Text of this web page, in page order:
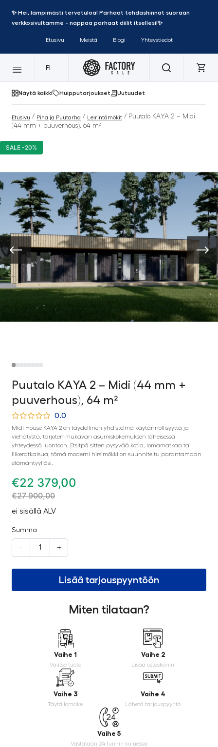
✨ Hei, lämpimästi tervetuloa! Parhaat tehdashinnat suoraan
verkkosivultamme - nappaa parhaat diilit itsellesi!✨
Etusivu Meistä Blogi Yhteystiedot
FI
Näytä kaikki Huipputarjoukset Uutuudet
Etusivu / Piha ja Puutarha / Leirintämökit / Puutalo KAYA 2 – Midi
(44 mm + puuverhous), 64 m²
SALE -20%
Puutalo KAYA 2 – Midi (44 mm +
puuverhous), 64 m²
0.0
Midi House KAYA 2 on täydellinen yhdistelmä käytännöllisyyttä ja
viehätystä, tarjoten mukavan asumiskokemuksen läheisessä
yhteydessä luontoon. Etsitpä sitten pysyvää kotia, lomamatkaa tai
liikeratkaisua, tämä moderni hirsimökki on suunniteltu parantamaan
elämäntyyliäsi.
€22 379,00
€27 900,00
ei sisällä ALV
Summa
- +
Lisää tarjouspyyntöön
Miten tilataan?
Vaihe 1
Valitse tuote
Vaihe 2
Lisää ostoskoriin
Vaihe 3
Täytä lomake
Vaihe 4
Lähetä tarjouspyyntö
Vaihe 5
Vastataan 24 tunnin kuluessa